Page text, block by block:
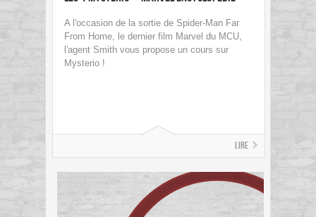
A l'occasion de la sortie de Spider-Man Far
From Home, le dernier film Marvel du MCU,
l'agent Smith vous propose un cours sur
Mysterio !
Lire